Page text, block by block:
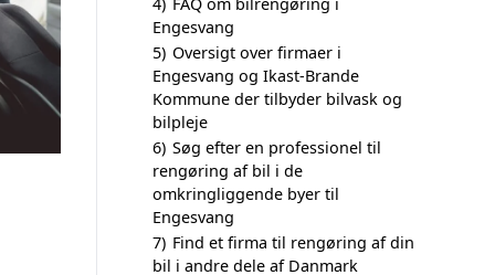
Engesvang
5) Oversigt over firmaer i
Engesvang og Ikast-Brande
Kommune der tilbyder bilvask og
bilpleje
6) Søg efter en professionel til
rengøring af bil i de
omkringliggende byer til
Engesvang
7) Find et firma til rengøring af din
bil i andre dele af Danmark